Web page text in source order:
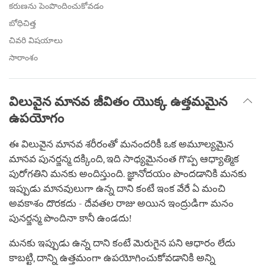
కరుణను పెంపొందించుకోవడం
బోధిచిత్త
చివరి విషయాలు
సారాంశం
విలువైన మానవ జీవితం యొక్క ఉత్తమమైన
ఉపయోగం
ఈ విలువైన మానవ శరీరంతో మనందరికీ ఒక అమూల్యమైన
మానవ పునర్జన్మ దక్కింది, ఇది సాధ్యమైనంత గొప్ప ఆధ్యాత్మిక
పురోగతిని మనకు అందిస్తుంది. జ్ఞానోదయం పొందడానికి మనకు
ఇప్పుడు మానవులుగా ఉన్న దాని కంటే ఇంక వేరే ఏ మంచి
అవకాశం దొరకదు - దేవతల రాజు అయిన ఇంద్రుడిగా మనం
పునర్జన్మ పొందినా కానీ ఉండదు!
మనకు ఇప్పుడు ఉన్న దాని కంటే మెరుగైన పని ఆధారం లేదు
కాబట్టి, దాన్ని ఉత్తమంగా ఉపయోగించుకోవడానికి అన్ని